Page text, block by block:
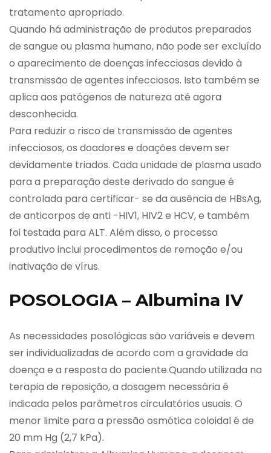
tratamento apropriado.
Quando há administração de produtos preparados
de sangue ou plasma humano, não pode ser excluído
o aparecimento de doenças infecciosas devido à
transmissão de agentes infecciosos. Isto também se
aplica aos patógenos de natureza até agora
desconhecida.
Para reduzir o risco de transmissão de agentes
infecciosos, os doadores e doações devem ser
devidamente triados. Cada unidade de plasma usado
para a preparação deste derivado do sangue é
controlada para certificar- se da ausência de HBsAg,
de anticorpos de anti -HIV1, HIV2 e HCV, e também
foi testada para ALT. Além disso, o processo
produtivo inclui procedimentos de remoção e/ou
inativação de vírus.
POSOLOGIA – Albumina IV
As necessidades posológicas são variáveis e devem
ser individualizadas de acordo com a gravidade da
doença e a resposta do paciente.Quando utilizada na
terapia de reposição, a dosagem necessária é
indicada pelos parâmetros circulatórios usuais. O
menor limite para a pressão osmótica coloidal é de
20 mm Hg (2,7 kPa).